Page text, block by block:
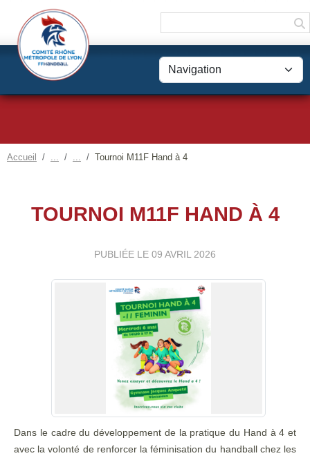
Accueil Tournoi M11F Hand à 4
TOURNOI M11F HAND À 4
PUBLIÉE LE 09 AVRIL 2026
Dans le cadre du développement de la pratique du Hand à 4 et
avec la volonté de renforcer la féminisation du handball chez les
Panneau de gestion des cookies